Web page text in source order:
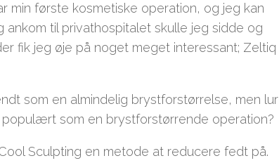
min første kosmetiske operation, og jeg kan
til privathospitalet skulle jeg sidde og
fik jeg øje på noget meget interessant; Zeltiq
som en almindelig brystforstørrelse, men lur
som en brystforstørrende operation?
Sculpting en metode at reducere fedt på.